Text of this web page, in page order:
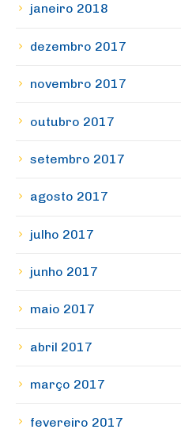
janeiro 2018
dezembro 2017
novembro 2017
outubro 2017
setembro 2017
agosto 2017
julho 2017
junho 2017
maio 2017
abril 2017
março 2017
fevereiro 2017